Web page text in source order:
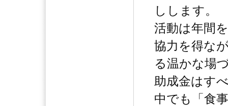
しします。
活動は年間
協力を得な
る温かな場
助成金はす
中でも「食